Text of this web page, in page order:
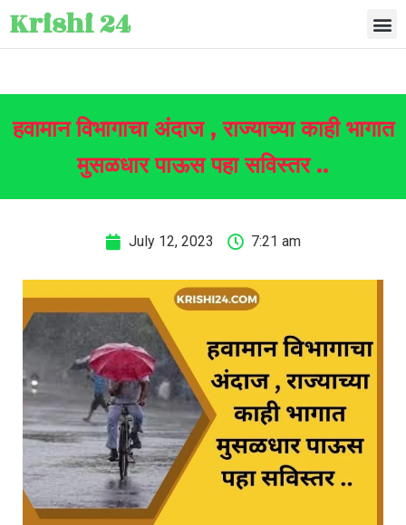
Krishi 24
हवामान विभागाचा अंदाज , राज्याच्या काही भागात
मुसळधार पाऊस पहा सविस्तर ..
July 12, 2023 7:21 am